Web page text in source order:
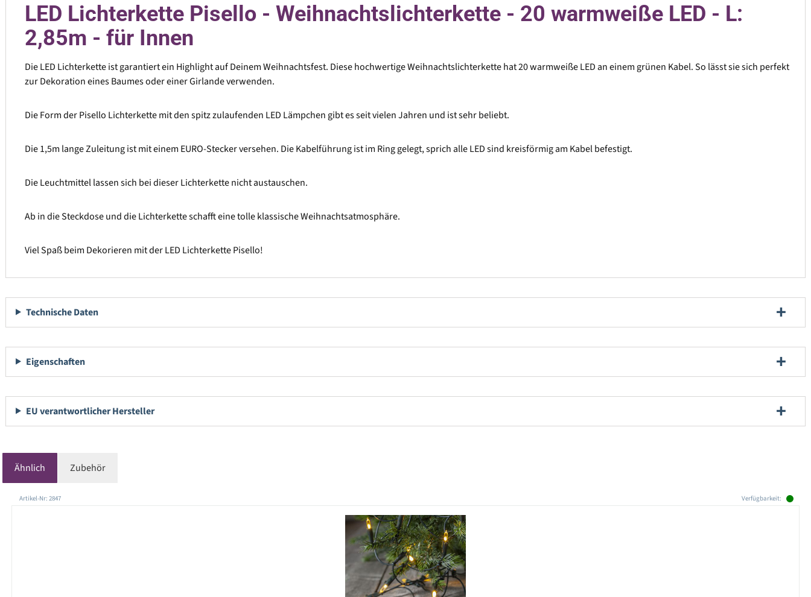
LED Lichterkette Pisello - Weihnachtslichterkette - 20 warmweiße LED - L:
2,85m - für Innen
Die LED Lichterkette ist garantiert ein Highlight auf Deinem Weihnachtsfest. Diese hochwertige Weihnachtslichterkette hat 20 warmweiße LED an einem grünen Kabel. So lässt sie sich perfekt
zur Dekoration eines Baumes oder einer Girlande verwenden.
Die Form der Pisello Lichterkette mit den spitz zulaufenden LED Lämpchen gibt es seit vielen Jahren und ist sehr beliebt.
Die 1,5m lange Zuleitung ist mit einem EURO-Stecker versehen. Die Kabelführung ist im Ring gelegt, sprich alle LED sind kreisförmig am Kabel befestigt.
Die Leuchtmittel lassen sich bei dieser Lichterkette nicht austauschen.
Ab in die Steckdose und die Lichterkette schafft eine tolle klassische Weihnachtsatmosphäre.
Viel Spaß beim Dekorieren mit der LED Lichterkette Pisello!
Technische Daten
Eigenschaften
EU verantwortlicher Hersteller
Ähnlich Zubehör
Produktgalerie überspringen
Artikel-Nr: 2847 Verfügbarkeit: